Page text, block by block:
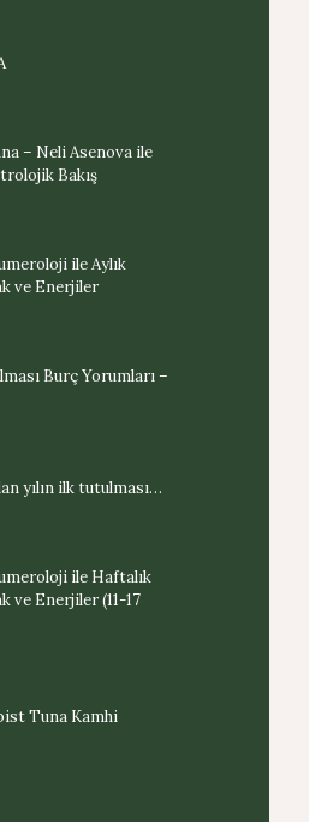
– Neli Asenova ile
Bakış
ile Aylık
ve Enerjiler
Burç Yorumları –
yılın ilk tutulması…
ile Haftalık
ve Enerjiler (11-17
Tuna Kamhi